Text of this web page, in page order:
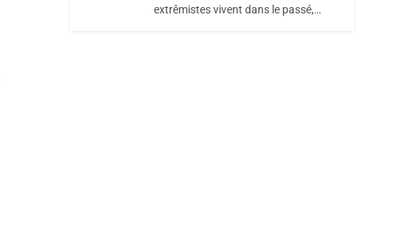
Maroc : Les Amandes
extrêmistes vivent dans le passé,…